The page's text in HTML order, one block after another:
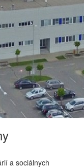
a sociálnych